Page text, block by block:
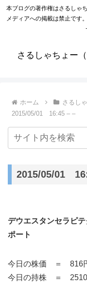
本ブログの著作権はさるしゃ
メディアへの掲載は禁止です
さるしゃちょー
ホーム
さるし
2015/05/01 16:45 – –
2015/05/01
デウエスタンセラピ
ポート
今日の株価 ＝ 816
今日の持株 ＝